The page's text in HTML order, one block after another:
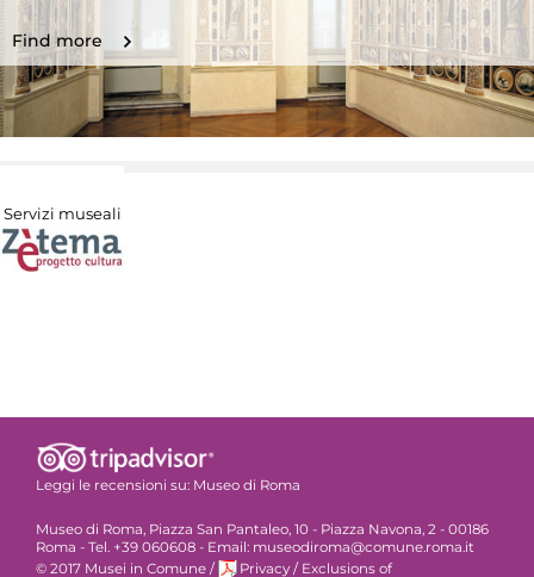
Find more
Servizi museali
Leggi le recensioni su: Museo di Roma
Museo di Roma, Piazza San Pantaleo, 10 - Piazza Navona, 2 - 00186
Roma - Tel. +39 060608 - Email: museodiroma@comune.roma.it
© 2017 Musei in Comune / Privacy / Exclusions of